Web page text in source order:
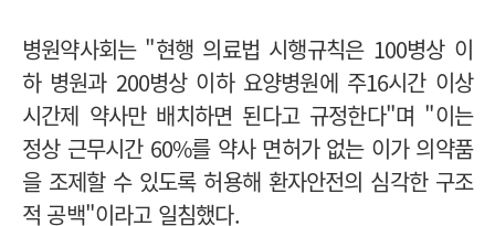
병원약사회는 "현행 의료법 시행규칙은 100병상 이
하 병원과 200병상 이하 요양병원에 주16시간 이상
시간제 약사만 배치하면 된다고 규정한다"며 "이는
정상 근무시간 60%를 약사 면허가 없는 이가 의약품
을 조제할 수 있도록 허용해 환자안전의 심각한 구조
적 공백"이라고 일침했다.